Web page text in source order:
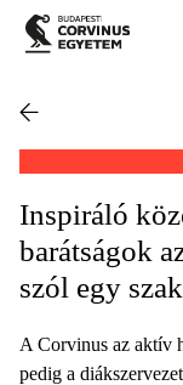
Inspiráló
barátságok
szól egy
A Corvinus az aktív
pedig a